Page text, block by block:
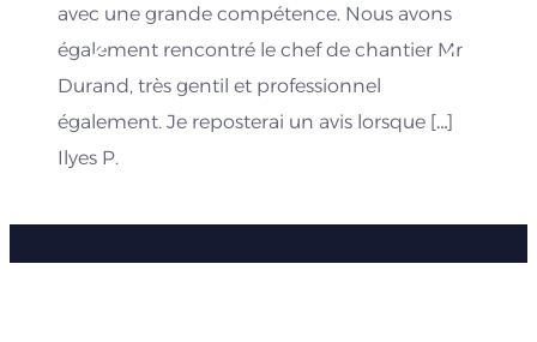
avec une grande compétence. Nous avons
également rencontré le chef de chantier Mr
Durand, très gentil et professionnel
également. Je reposterai un avis lorsque […]
Ilyes P.